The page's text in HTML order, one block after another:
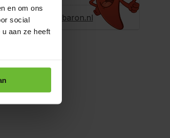
en om ons
social
aan ze heeft
info@dekruidenbaron.nl